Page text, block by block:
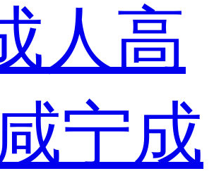
人高
咸宁成